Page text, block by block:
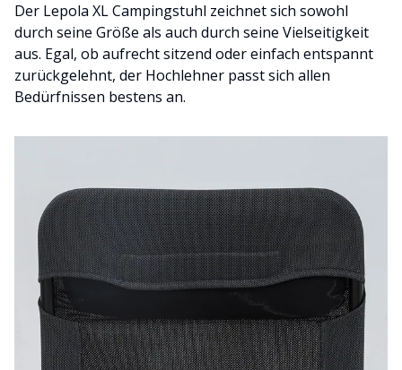
Der Lepola XL Campingstuhl zeichnet sich sowohl
durch seine Größe als auch durch seine Vielseitigkeit
aus. Egal, ob aufrecht sitzend oder einfach entspannt
zurückgelehnt, der Hochlehner passt sich allen
Bedürfnissen bestens an.